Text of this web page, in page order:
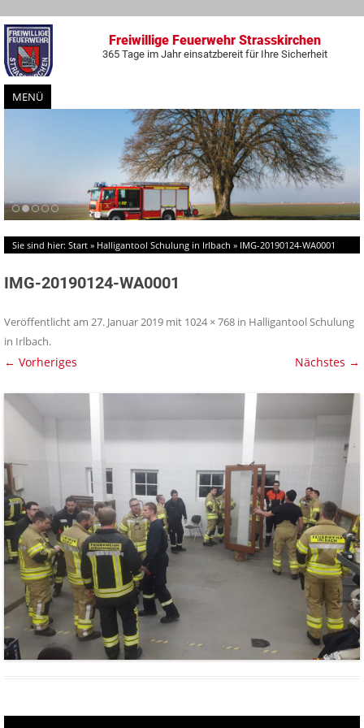
Freiwillige Feuerwehr Strasskirchen
365 Tage im Jahr einsatzbereit für Ihre Sicherheit
MENÜ
Zum
Inhalt
springen
Sie sind hier: Start » Halligantool Schulung in Irlbach » IMG-20190124-WA0001
IMG-20190124-WA0001
Veröffentlicht am 27. Januar 2019 mit 1024 × 768 in Halligantool Schulung
in Irlbach.
← Vorheriges Nächstes →